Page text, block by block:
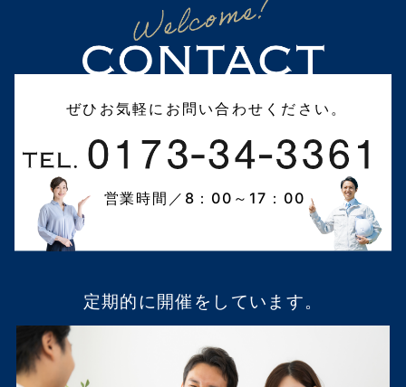
ぜひお気軽にお問い合わせください。
営業時間／8：00～17：00
定期的に開催をしています。